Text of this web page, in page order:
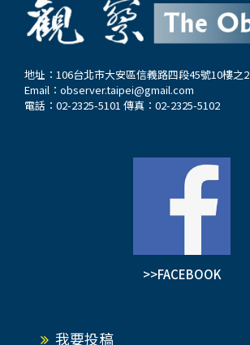
地址：106台北市大安區信義路四段45號10樓之2
Email： observer.taipei@gmail.com
電話：02-2325-5101 傳真：02-2325-5102
>>FACEBOOK
我要投稿